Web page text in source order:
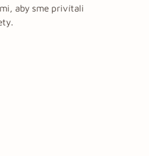
aby sme privítali